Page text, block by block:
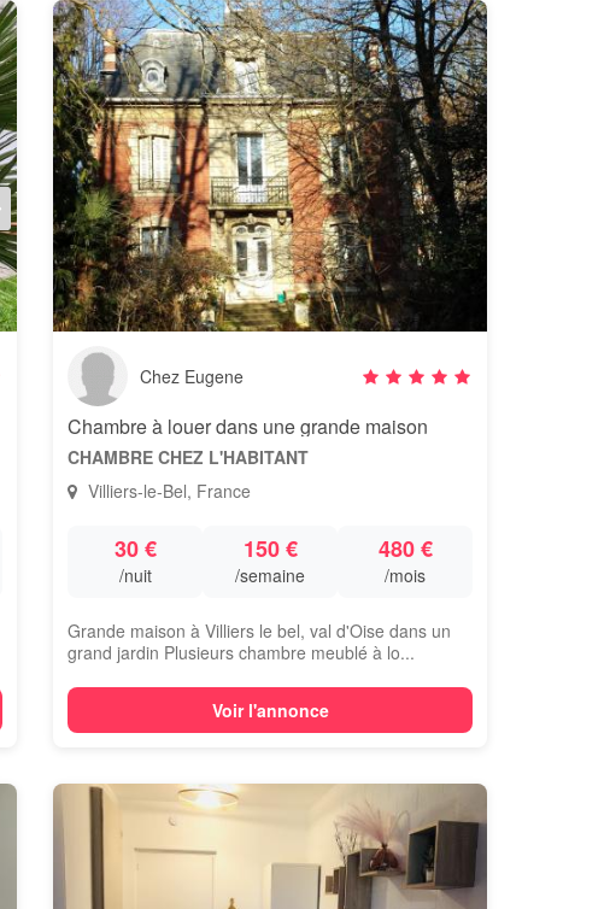
Chez Eugene
Chambre à louer dans une grande maison
CHAMBRE CHEZ L'HABITANT
Villiers-le-Bel, France
30 €
/nuit
150 €
/semaine
480 €
/mois
Grande maison à Villiers le bel, val d'Oise dans un
grand jardin Plusieurs chambre meublé à lo...
Voir l'annonce